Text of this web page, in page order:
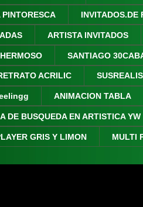
PINTORESCA INVITADOS.DE
ARTISTA INVITADOS
SANTIAGO
ACRILIC
ANIMACION TABLA
DE BUSQUEDA EN ARTISTICA YW
GRIS Y LIMON MULTI